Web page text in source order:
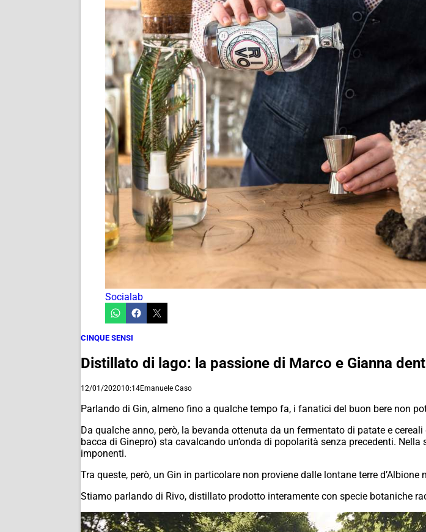
Socialab
CINQUE SENSI
Distillato di lago: la passione di Marco e Gianna
12/01/202010:14Emanuele Caso
Parlando di Gin, almeno fino a qualche tempo fa, i fanatici del buon bere non
Da qualche anno, però, la bevanda ottenuta da un fermentato di patate e
bacca di Ginepro) sta cavalcando un’onda di popolarità senza precedenti.
imponenti.
Tra queste, però, un Gin in particolare non proviene dalle lontane terre
Stiamo parlando di Rivo, distillato prodotto interamente con specie botaniche